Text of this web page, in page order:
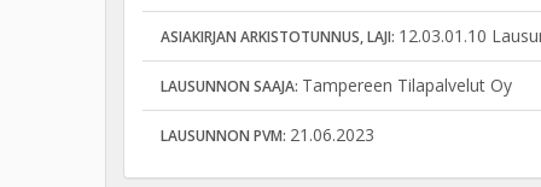
ASIAKIRJAN ARKISTOTUNNUS, LAJI: 12.03.01.10
LAUSUNNON SAAJA: Tampereen Tilapalvelut Oy
LAUSUNNON PVM: 21.06.2023